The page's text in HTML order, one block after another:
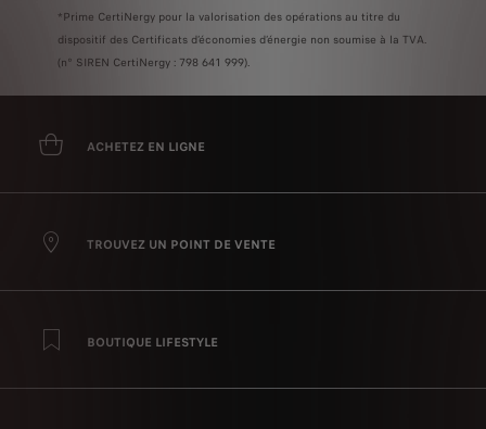
*Prime CertiNergy pour la valorisation des opérations au titre du
dispositif des Certificats d’économies d’énergie non soumise à la TVA.
(n° SIREN CertiNergy : 798 641 999).
ACHETEZ EN LIGNE
TROUVEZ UN POINT DE VENTE
BOUTIQUE LIFESTYLE